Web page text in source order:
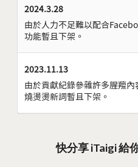
2024.3.28
由於人力不足難以配合
功能暫且下架。
2023.11.13
由於貢獻紀錄參雜許多腥羶
燒燙燙新詞暫且下架。
快分享 iTaigi 給